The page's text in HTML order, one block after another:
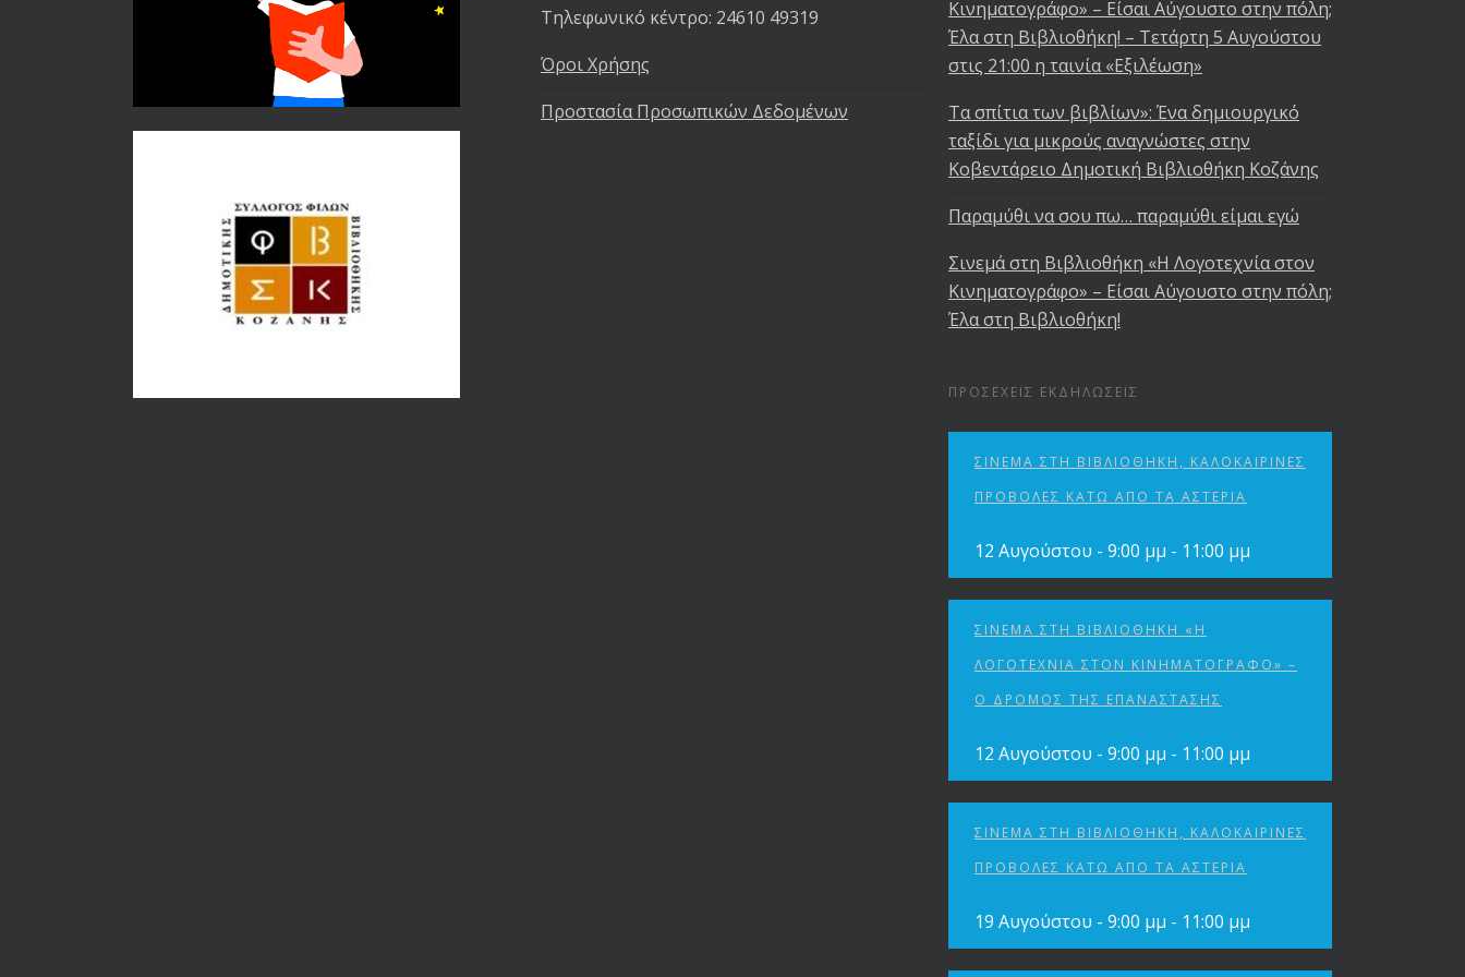
Τηλεφωνικό κέντρο: 24610 49319
Όροι Χρήσης
Προστασία Προσωπικών Δεδομένων
Κινηματογράφο» – Είσαι Αύγουστο στην πόλη;
Έλα στη Βιβλιοθήκη! – Τετάρτη 5 Αυγούστου
στις 21:00 η ταινία «Εξιλέωση»
Τα σπίτια των βιβλίων»: Ένα δημιουργικό
ταξίδι για μικρούς αναγνώστες στην
Κοβεντάρειο Δημοτική Βιβλιοθήκη Κοζάνης
Παραμύθι να σου πω… παραμύθι είμαι εγώ
Σινεμά στη Βιβλιοθήκη «Η Λογοτεχνία στον
Κινηματογράφο» – Είσαι Αύγουστο στην πόλη;
Έλα στη Βιβλιοθήκη!
ΠΡΟΣΕΧΕΊΣ ΕΚΔΗΛΏΣΕΙΣ
ΣΙΝΕΜΆ ΣΤΗ ΒΙΒΛΙΟΘΉΚΗ, ΚΑΛΟΚΑΙΡΙΝΈΣ
ΠΡΟΒΟΛΈΣ ΚΆΤΩ ΑΠΌ ΤΑ ΑΣΤΈΡΙΑ
12 Αυγούστου - 9:00 μμ - 11:00 μμ
ΣΙΝΕΜΆ ΣΤΗ ΒΙΒΛΙΟΘΉΚΗ «Η
ΛΟΓΟΤΕΧΝΊΑ ΣΤΟΝ ΚΙΝΗΜΑΤΟΓΡΆΦΟ» –
Ο ΔΡΌΜΟΣ ΤΗΣ ΕΠΑΝΆΣΤΑΣΗΣ
12 Αυγούστου - 9:00 μμ - 11:00 μμ
ΣΙΝΕΜΆ ΣΤΗ ΒΙΒΛΙΟΘΉΚΗ, ΚΑΛΟΚΑΙΡΙΝΈΣ
ΠΡΟΒΟΛΈΣ ΚΆΤΩ ΑΠΌ ΤΑ ΑΣΤΈΡΙΑ
19 Αυγούστου - 9:00 μμ - 11:00 μμ